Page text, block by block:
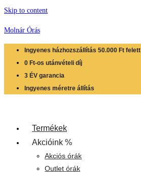
Skip to content
Molnár Órás
Ingyenes házhozszállítás 50.000 Ft felett
0 Ft-os utánvételi díj
3 ÉV garancia
Ingyenes méretre állítás
Termékek
Akcióink %
Akciós órák
Outlet órák